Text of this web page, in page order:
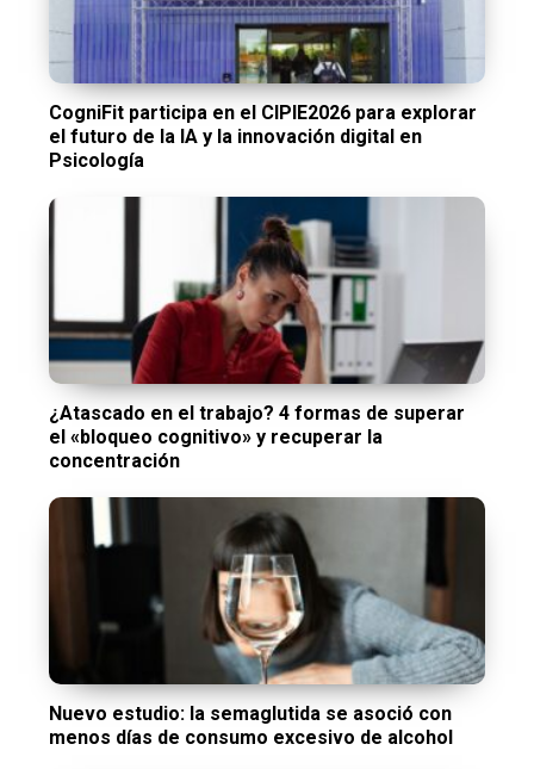
CogniFit participa en el CIPIE2026 para explorar
el futuro de la IA y la innovación digital en
Psicología
¿Atascado en el trabajo? 4 formas de superar
el «bloqueo cognitivo» y recuperar la
concentración
Nuevo estudio: la semaglutida se asoció con
menos días de consumo excesivo de alcohol